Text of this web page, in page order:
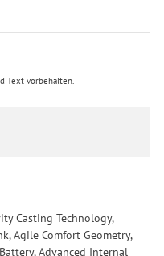
Text vorbehalten.
Casting Technology,
Agile Comfort Geometry,
Advanced Internal